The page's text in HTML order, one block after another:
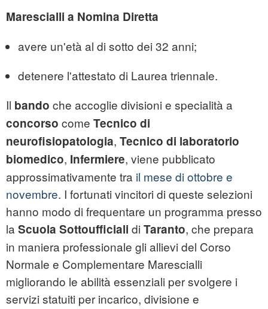
Marescialli a Nomina Diretta
avere un'età al di sotto dei 32 anni;
detenere l'attestato di Laurea triennale.
Il bando che accoglie divisioni e specialità a
concorso come Tecnico di
neurofisiopatologia, Tecnico di laboratorio
biomedico, Infermiere, viene pubblicato
approssimativamente tra il mese di ottobre e
novembre. I fortunati vincitori di queste selezioni
hanno modo di frequentare un programma presso
la Scuola Sottoufficiali di Taranto, che prepara
in maniera professionale gli allievi del Corso
Normale e Complementare Marescialli
migliorando le abilità essenziali per svolgere i
servizi statuiti per incarico, divisione e